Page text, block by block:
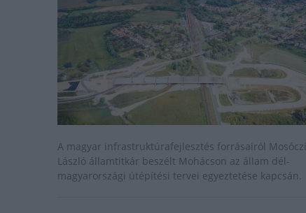
A magyar infrastruktúrafejlesztés forrásairól Mosóczi
László államtitkár beszélt Mohácson az állam dél-
magyarországi útépítési tervei egyeztetése kapcsán.